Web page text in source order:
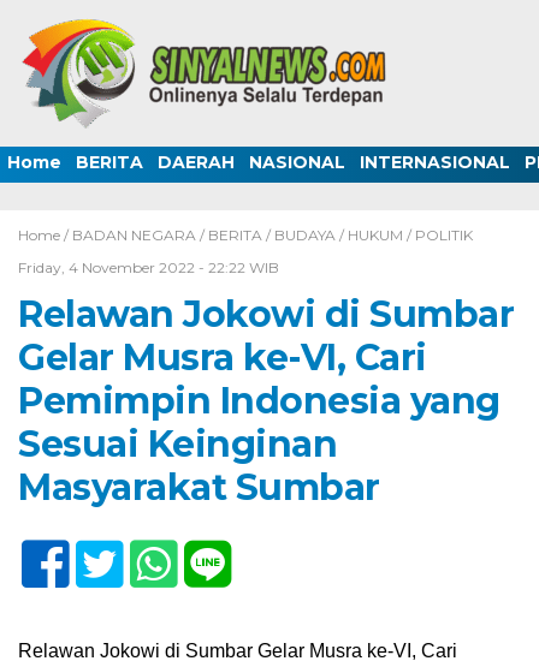
Home BERITA DAERAH NASIONAL INTERNASIONAL
Home / BADAN NEGARA / BERITA / BUDAYA / HUKUM / POLITIK
Friday, 4 November 2022 - 22:22 WIB
Relawan Jokowi di Sumbar
Gelar Musra ke-VI, Cari
Pemimpin Indonesia yang
Sesuai Keinginan
Masyarakat Sumbar
Relawan Jokowi di Sumbar Gelar Musra ke-VI, Cari